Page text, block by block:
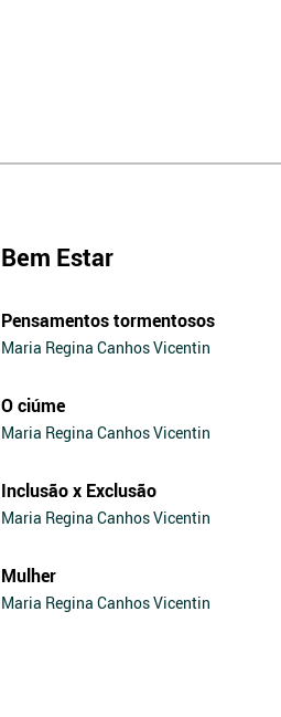
Bem Estar
Pensamentos tormentosos
Maria Regina Canhos Vicentin
O ciúme
Maria Regina Canhos Vicentin
Inclusão x Exclusão
Maria Regina Canhos Vicentin
Mulher
Maria Regina Canhos Vicentin